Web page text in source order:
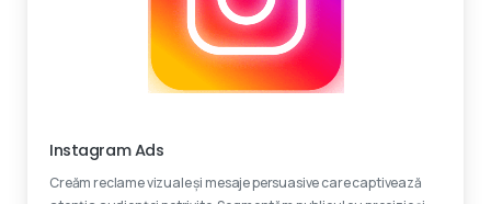
Instagram Ads
Creăm reclame vizuale și mesaje persuasive care captivează